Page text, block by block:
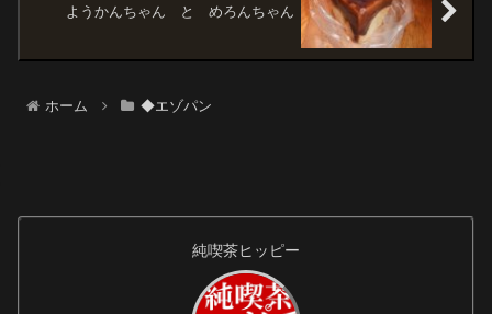
ようかんちゃん と めろんちゃん
ホーム ◆エゾパン
純喫茶ヒッピー